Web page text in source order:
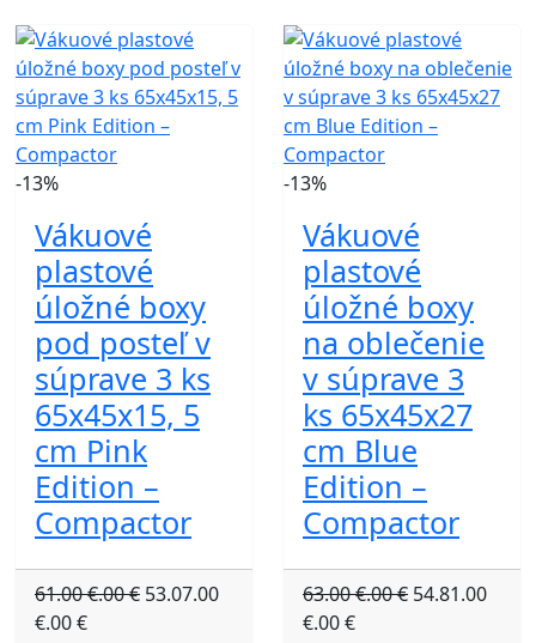
-13%
Vákuové
plastové
úložné boxy
pod posteľ v
súprave 3 ks
65x45x15, 5
cm Pink
Edition –
Compactor
61.00 €.00 € 53.07.00
€.00 €
-13%
Vákuové
plastové
úložné boxy
na oblečenie
v súprave 3
ks 65x45x27
cm Blue
Edition –
Compactor
63.00 €.00 € 54.81.00
€.00 €